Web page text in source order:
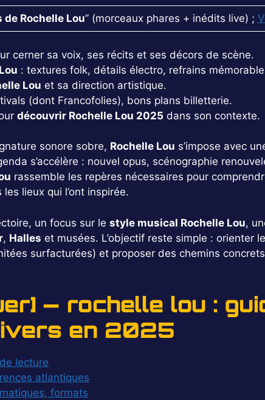
Rochelle Lou” (morceaux phares + inédits live) ;
cerner sa voix, ses récits et ses décors de scène.
: textures folk, détails électro, refrains
Lou et sa direction artistique.
(dont Francofolies), bons plans billetterie.
découvrir Rochelle Lou 2025 dans son contexte.
sonore sobre, Rochelle Lou s’impose avec
s’accélère : nouvel opus, scénographie
rassemble les repères nécessaires pour
lieux qui l’ont inspirée.
un focus sur le style musical Rochelle Lou,
, Halles et musées. L’objectif reste simple : orienter
surfacturées) et proposer des chemins
— rochelle lou :
en 2025
lecture
atlantiques
formats